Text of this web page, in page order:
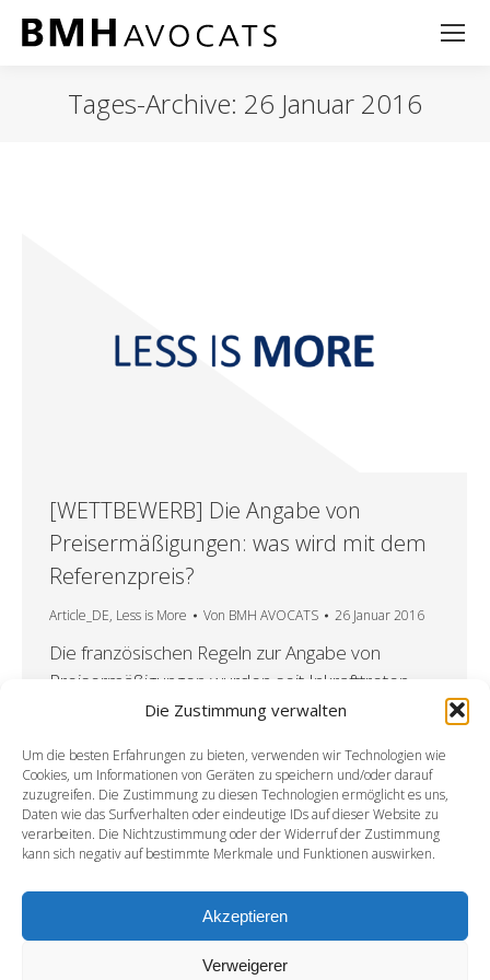
Die Zustimmung verwalten
Um die besten Erfahrungen zu bieten, verwenden wir Technologien wie
Cookies, um Informationen von Geräten zu speichern und/oder darauf
zuzugreifen. Die Zustimmung zu diesen Technologien ermöglicht es uns,
Daten wie das Surfverhalten oder eindeutige IDs auf dieser Website zu
verarbeiten. Die Nichtzustimmung oder der Widerruf der Zustimmung
kann sich negativ auf bestimmte Merkmale und Funktionen auswirken.
Akzeptieren
Verweigerer
Tages-Archive: 26 Januar 2016
[WETTBEWERB] Die Angabe von
Preisermäßigungen: was wird mit dem
Referenzpreis?
Article_DE, Less is More Von BMH AVOCATS 26 Januar 2016
Die französischen Regeln zur Angabe von
Preisermäßigungen wurden seit Inkrafttreten
der europäischen Richtlinie vom 11. Mai 2005
deren Auslegungen durch den Gerichtshof der
Europäischen Union vielfach geändert2. Die bis
dato letzte Änderung erfolgte durch eine
Verordnung (arrêté) vom 11. März 20153,